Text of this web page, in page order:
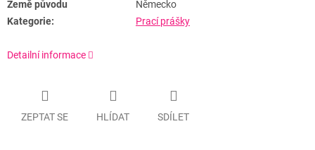
Země původu
Německo
Kategorie:
Prací prášky
Detailní informace
ZEPTAT SE HLÍDAT SDÍLET